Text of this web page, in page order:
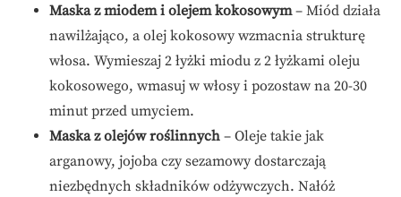
Maska z miodem i olejem kokosowym– Miód działa
nawilżająco, a olej kokosowy wzmacnia strukturę
włosa. Wymieszaj 2 łyżki miodu z 2 łyżkami oleju
kokosowego, wmasuj w włosy i pozostaw na 20-30
minut przed umyciem.
Maska z olejów roślinnych – Oleje takie jak
arganowy, jojoba czy sezamowy dostarczają
niezbędnych składników odżywczych. Nałóż